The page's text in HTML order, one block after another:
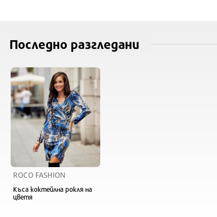
Последно разгледани
ROCO FASHION
Къса коктейлна рокля на
цветя